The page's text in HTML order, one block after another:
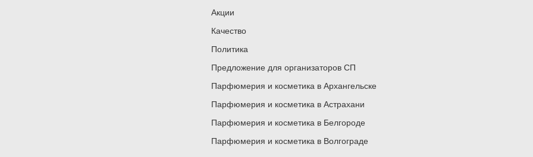
Акции
Качество
Политика
Предложение для организаторов СП
Парфюмерия и косметика в Архангельске
Парфюмерия и косметика в Астрахани
Парфюмерия и косметика в Белгороде
Парфюмерия и косметика в Волгограде